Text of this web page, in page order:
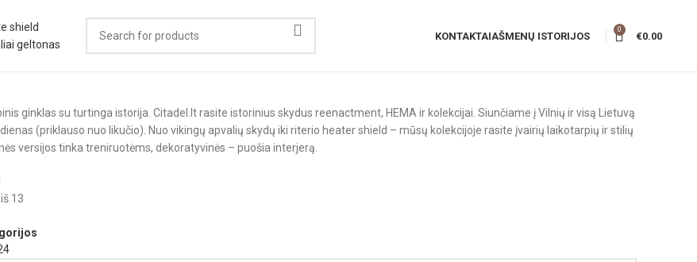
KONTAKTAIAŠMENŲ ISTORIJOS
0
€0.00
ginklas su turtinga istorija. Citadel.lt rasite istorinius skydus reenactment, HEMA ir kolekcijai. Siunčiame į Vilnių ir visą Lietuvą
(priklauso nuo likučio). Nuo vikingų apvalių skydų iki riterio heater shield – mūsų kolekcijoje rasite įvairių laikotarpių ir stilių
versijos tinka treniruotėms, dekoratyvinės – puošia interjerą.
13